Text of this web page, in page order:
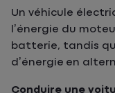
Un véhicule
l’énergie du
batterie, tandis
d’énergie en
Conduire une